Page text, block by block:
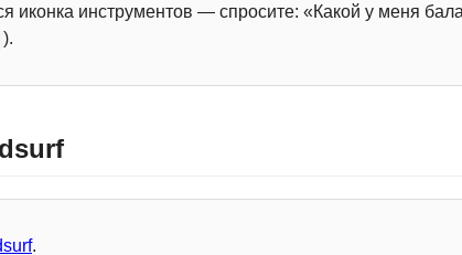
иконка инструментов — спросите: «Какой у меня
).
.